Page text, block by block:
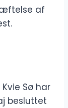
af
Sø har
besluttet